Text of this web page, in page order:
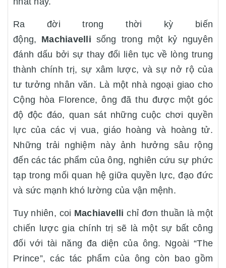
Ra đời trong thời kỳ biến
động, Machiavelli sống trong một kỷ nguyên
đánh dấu bởi sự thay đổi liên tục về lòng trung
thành chính trị, sự xâm lược, và sự nở rộ của
tư tưởng nhân văn. Là một nhà ngoại giao cho
Cộng hòa Florence, ông đã thu được một góc
độ độc đáo, quan sát những cuộc chơi quyền
lực của các vị vua, giáo hoàng và hoàng tử.
Những trải nghiệm này ảnh hưởng sâu rộng
đến các tác phẩm của ông, nghiên cứu sự phức
tạp trong mối quan hệ giữa quyền lực, đạo đức
và sức mạnh khó lường của vận mệnh.
Tuy nhiên, coi Machiavelli chỉ đơn thuần là một
chiến lược gia chính trị sẽ là một sự bất công
đối với tài năng đa diện của ông. Ngoài “The
Prince”, các tác phẩm của ông còn bao gồm